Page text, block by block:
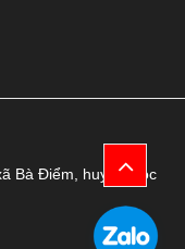
Bà Điểm, huyện Hóc